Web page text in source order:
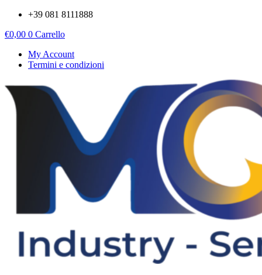
contenuto
+39 081 8111888
€0,00 0 Carrello
My Account
Termini e condizioni